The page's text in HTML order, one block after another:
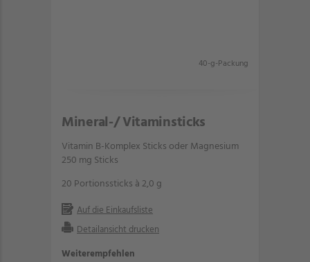
40-g-Packung
Mineral-/ Vitaminsticks
Vitamin B-Komplex Sticks oder Magnesium
250 mg Sticks
20 Portionssticks à 2,0 g
Auf die Einkaufsliste
Detailansicht drucken
Weiterempfehlen